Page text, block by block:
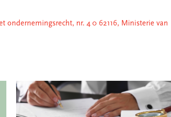
ondernemingsrecht, nr. 4 0 62116, Ministerie van